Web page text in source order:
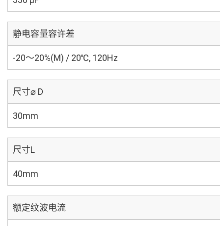
静电容量容许差
-20～20%(M) / 20℃, 120Hz
尺寸⌀ D
30mm
尺寸L
40mm
额定纹波电流